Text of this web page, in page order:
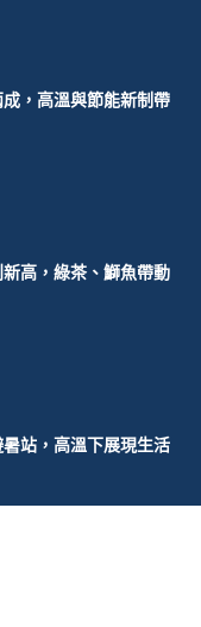
，高溫與節能新制帶
高，綠茶、鰤魚帶動
站，高溫下展現生活